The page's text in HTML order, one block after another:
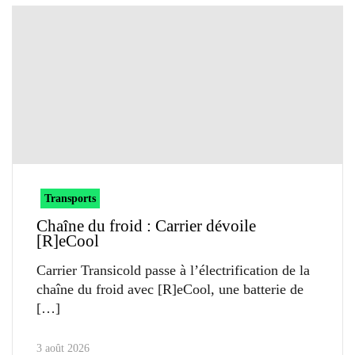
Transports
Chaîne du froid : Carrier dévoile
[R]eCool
Carrier Transicold passe à l’électrification de la
chaîne du froid avec [R]eCool, une batterie de
3 août 2026